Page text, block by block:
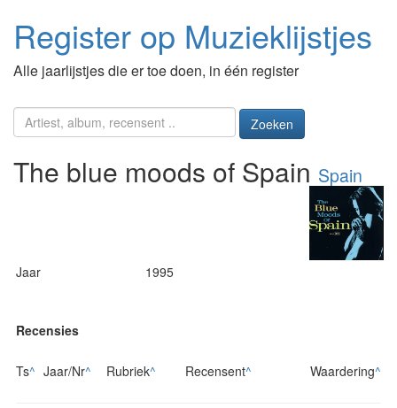
Register op Muzieklijstjes
Alle jaarlijstjes die er toe doen, in één register
Zoeken
The blue moods of Spain Spain
Jaar 1995
Recensies
Ts^ Jaar/Nr^ Rubriek^ Recensent^ Waardering^